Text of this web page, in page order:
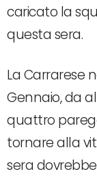
caricato la
questa sera.
La Carrarese
Gennaio, da
quattro
tornare alla
sera